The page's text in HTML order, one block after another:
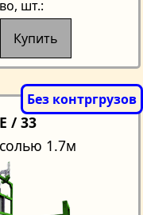
, шт.:
Купить
/ 33
1.7м